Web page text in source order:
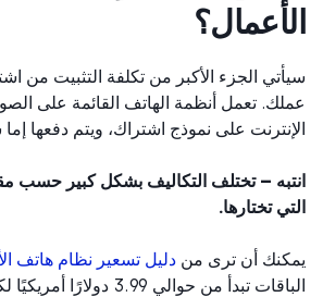
الجزء الأكبر من تكلفة التثبيت من
تعمل أنظمة الهاتف القائمة على الصوت
على نموذج اشتراك، ويتم دفعها إما
– تختلف التكاليف بشكل كبير حسب مقدم
تختارها.
أن ترى مندليل تسعير نظام هاتف
الباقات تبدأ من حوالي 3.99 دولارًا